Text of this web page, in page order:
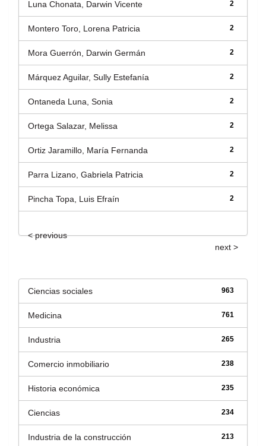
2
Luna Chonata, Darwin Vicente
2
Montero Toro, Lorena Patricia
2
Mora Guerrón, Darwin Germán
2
Márquez Aguilar, Sully Estefanía
2
Ontaneda Luna, Sonia
2
Ortega Salazar, Melissa
2
Ortiz Jaramillo, María Fernanda
2
Parra Lizano, Gabriela Patricia
2
Pincha Topa, Luis Efraín
< previous
next >
963
Ciencias sociales
761
Medicina
265
Industria
238
Comercio inmobiliario
235
Historia económica
234
Ciencias
213
Industria de la construcción